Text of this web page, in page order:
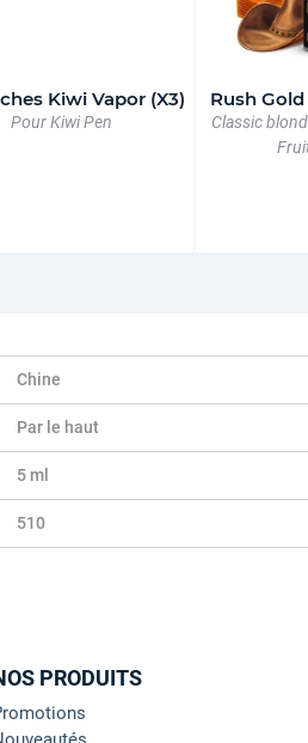
Kiwi Vapor (X3)
Pour Kiwi Pen
Rush
Classic
Chine
Par le haut
5 ml
510
PRODUITS